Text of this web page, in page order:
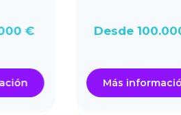
€ Desde 100.000 €
Más información